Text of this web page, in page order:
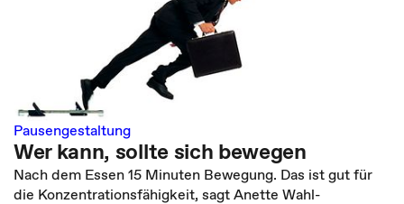
Pausengestaltung
Wer kann, sollte sich bewegen
Nach dem Essen 15 Minuten Bewegung. Das ist gut für
die Konzentrationsfähigkeit, sagt Anette Wahl-